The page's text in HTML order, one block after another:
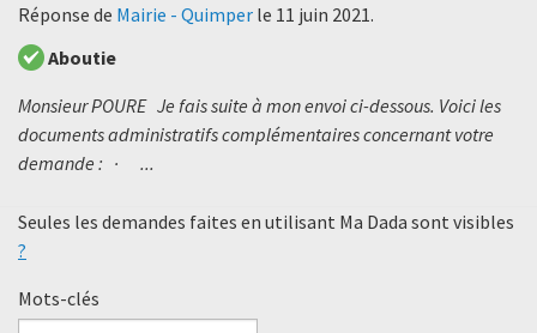
Réponse de Mairie - Quimper le 11 juin 2021.
Aboutie
Monsieur POURE Je fais suite à mon envoi ci-dessous. Voici les
documents administratifs complémentaires concernant votre
demande : · ...
Seules les demandes faites en utilisant Ma Dada sont visibles
?
Mots-clés